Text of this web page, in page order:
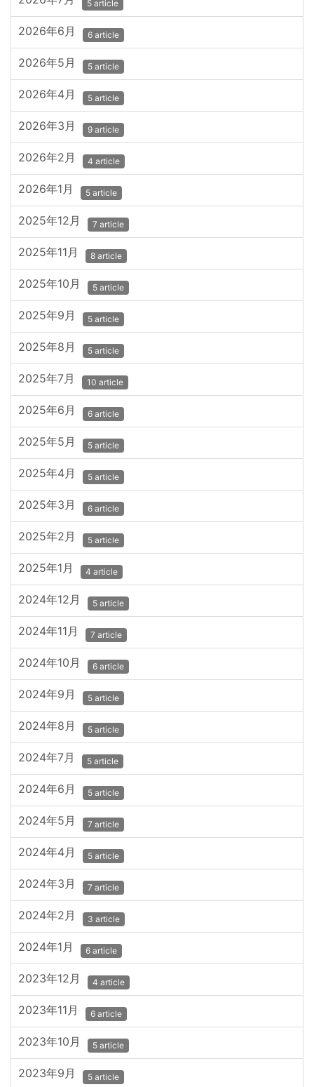
5 article
2026年6月 6 article
2026年5月 5 article
2026年4月 5 article
2026年3月 9 article
2026年2月 4 article
2026年1月 5 article
2025年12月 7 article
2025年11月 8 article
2025年10月 5 article
2025年9月 5 article
2025年8月 5 article
2025年7月 10 article
2025年6月 6 article
2025年5月 5 article
2025年4月 5 article
2025年3月 6 article
2025年2月 5 article
2025年1月 4 article
2024年12月 5 article
2024年11月 7 article
2024年10月 6 article
2024年9月 5 article
2024年8月 5 article
2024年7月 5 article
2024年6月 5 article
2024年5月 7 article
2024年4月 5 article
2024年3月 7 article
2024年2月 3 article
2024年1月 6 article
2023年12月 4 article
2023年11月 6 article
2023年10月 5 article
2023年9月 5 article